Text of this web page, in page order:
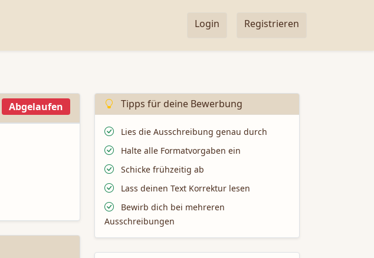
Login Registrieren
Abgelaufen Tipps für deine Bewerbung
Lies die Ausschreibung genau durch
Halte alle Formatvorgaben ein
Schicke frühzeitig ab
Lass deinen Text Korrektur lesen
Bewirb dich bei mehreren
Ausschreibungen